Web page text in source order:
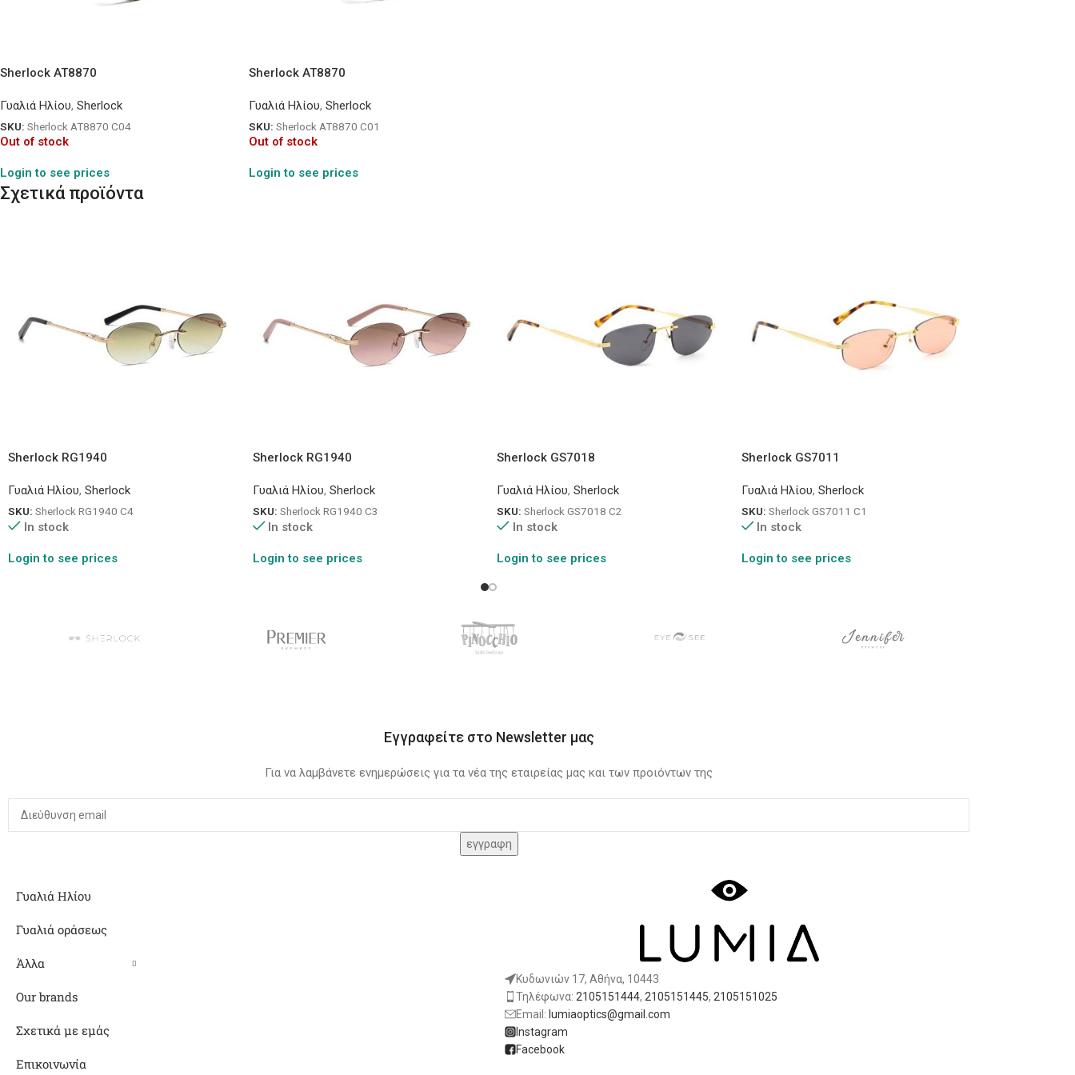
Sherlock AT8870
Γυαλιά Ηλίου, Sherlock
SKU: Sherlock AT8870 C04
Out of stock
Login to see prices
Sherlock AT8870
Γυαλιά Ηλίου, Sherlock
SKU: Sherlock AT8870 C01
Out of stock
Login to see prices
Σχετικά προϊόντα
Sherlock RG1940
Γυαλιά Ηλίου, Sherlock
SKU: Sherlock RG1940 C4
In stock
Login to see prices
Sherlock RG1940
Γυαλιά Ηλίου, Sherlock
SKU: Sherlock RG1940 C3
In stock
Login to see prices
Sherlock GS7018
Γυαλιά Ηλίου, Sherlock
SKU: Sherlock GS7018 C2
In stock
Login to see prices
Sherlock GS7011
Γυαλιά Ηλίου, Sherlock
SKU: Sherlock GS7011 C1
In stock
Login to see prices
Εγγραφείτε στο Newsletter μας
Για να λαμβάνετε ενημερώσεις για τα νέα της εταιρείας μας και των προιόντων της
Γυαλιά Ηλίου
Γυαλιά οράσεως
Άλλα
Our brands
Σχετικά με εμάς
Επικοινωνία
Κυδωνιών 17, Αθήνα, 10443
Τηλέφωνα: 2105151444, 2105151445, 2105151025
Email: lumiaoptics@gmail.com
Instagram
Facebook